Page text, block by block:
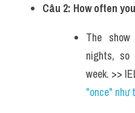
Câu 2: How often
The
nights,
week. >>
"once" như